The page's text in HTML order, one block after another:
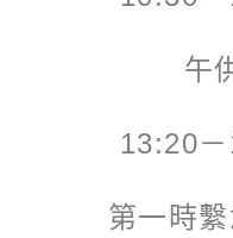
午
13:20
第一時